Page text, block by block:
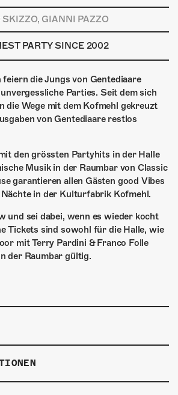
SKIZZO, GIANNI PAZZO
PARTY SINCE 2002
die Jungs von Gentediaare
Parties. Seit dem sich
die Wege mit dem Kofmehl gekreuzt
von Gentediaare restlos
den grössten Partyhits in der Halle
Musik in der Raumbar von Classic
garantieren allen Gästen good Vibes
in der Kulturfabrik Kofmehl.
und sei dabei, wenn es wieder kocht
Tickets sind sowohl für die Halle, wie
mit Terry Pardini & Franco Folle
der Raumbar gültig.